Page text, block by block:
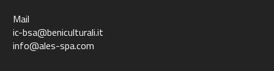
Mail
ic-bsa@beniculturali.it
info@ales-spa.com